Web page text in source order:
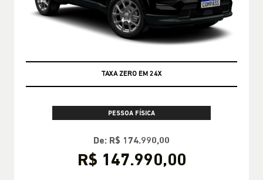
TAXA ZERO EM 24X
PESSOA FÍSICA
De: R$ 174.990,00
R$ 147.990,00